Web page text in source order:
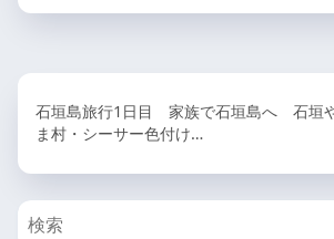
石垣島旅行1日目 家族で石垣島へ 石垣
ま村・シーサー色付け…